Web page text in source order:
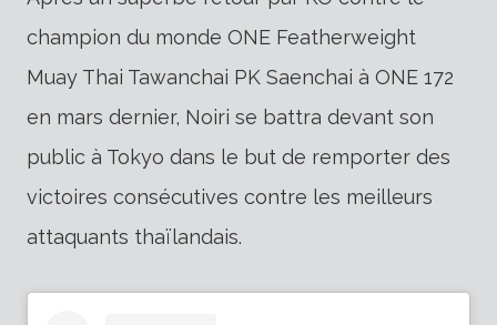
champion du monde ONE Featherweight
Muay Thai Tawanchai PK Saenchai à ONE 172
en mars dernier, Noiri se battra devant son
public à Tokyo dans le but de remporter des
victoires consécutives contre les meilleurs
attaquants thaïlandais.